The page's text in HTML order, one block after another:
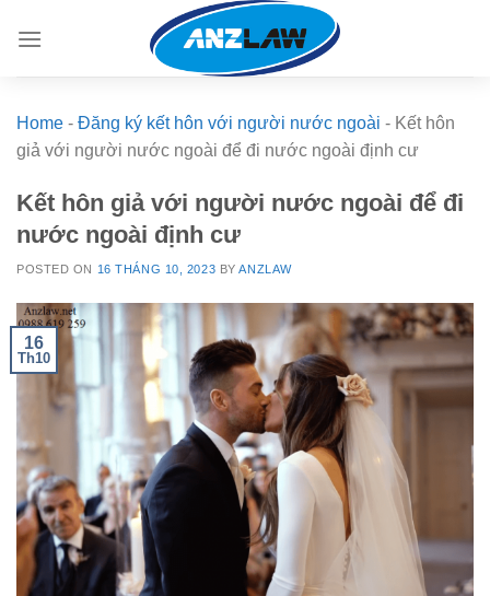
Home - Đăng ký kết hôn với người nước ngoài - Kết hôn
giả với người nước ngoài để đi nước ngoài định cư
Kết hôn giả với người nước ngoài để đi
nước ngoài định cư
POSTED ON 16 THÁNG 10, 2023 BYANZLAW
16
Th10